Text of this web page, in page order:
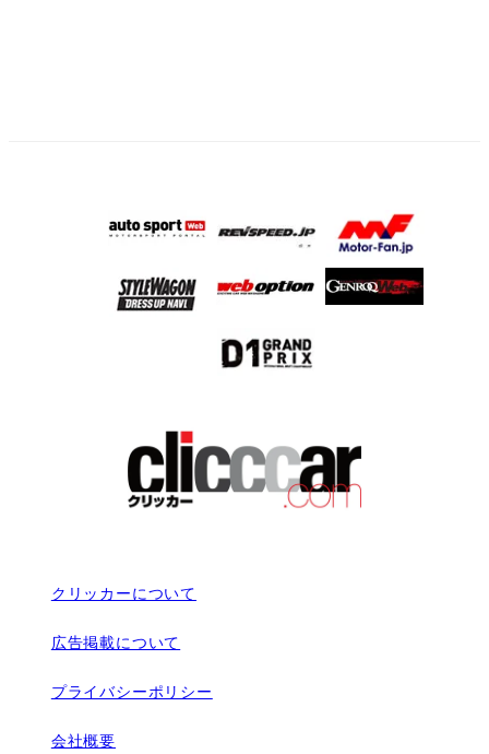
クリッカーについて
広告掲載について
プライバシーポリシー
会社概要